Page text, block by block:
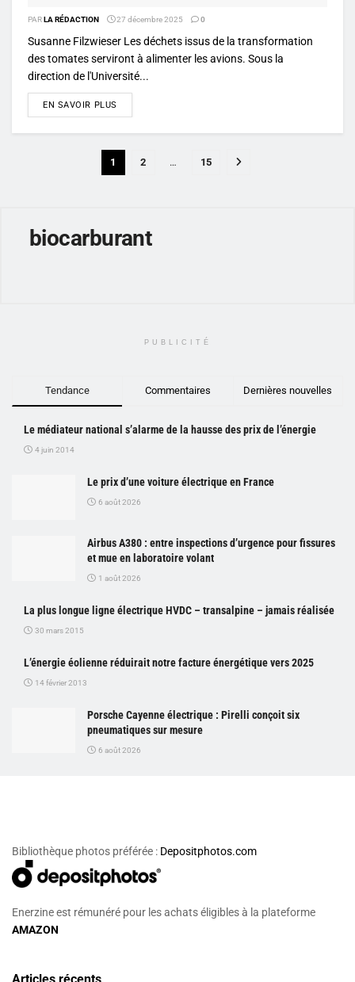
PARLA RÉDACTION 27 décembre 2025 0
Susanne Filzwieser Les déchets issus de la transformation
des tomates serviront à alimenter les avions. Sous la
direction de l'Université...
EN SAVOIR PLUS
1 2 … 15
biocarburant
PUBLICITÉ
Tendance Commentaires Dernières nouvelles
Le médiateur national s’alarme de la hausse des prix de l’énergie
4 juin 2014
Le prix d’une voiture électrique en France
6 août 2026
Airbus A380 : entre inspections d’urgence pour fissures
et mue en laboratoire volant
1 août 2026
La plus longue ligne électrique HVDC – transalpine – jamais réalisée
30 mars 2015
L’énergie éolienne réduirait notre facture énergétique vers 2025
14 février 2013
Porsche Cayenne électrique : Pirelli conçoit six
pneumatiques sur mesure
6 août 2026
Bibliothèque photos préférée : Depositphotos.com
Enerzine est rémunéré pour les achats éligibles à la plateforme
AMAZON